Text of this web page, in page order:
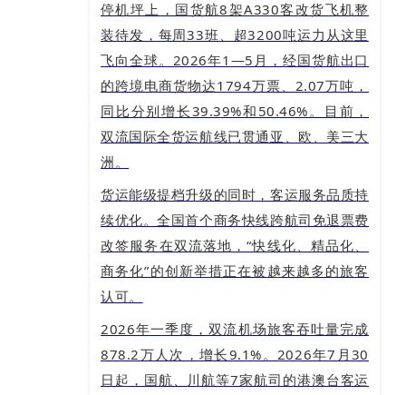
停机坪上，国货航8架A330客改货飞机整
装待发，每周33班、超3200吨运力从这里
飞向全球。2026年1—5月，经国货航出口
的跨境电商货物达1794万票、2.07万吨，
同比分别增长39.39%和50.46%。目前，
双流国际全货运航线已贯通亚、欧、美三大
洲。
货运能级提档升级的同时，客运服务品质持
续优化。全国首个商务快线跨航司免退票费
改签服务在双流落地，“快线化、精品化、
商务化”的创新举措正在被越来越多的旅客
认可。
2026年一季度，双流机场旅客吞吐量完成
878.2万人次，增长9.1%。2026年7月30
日起，国航、川航等7家航司的港澳台客运